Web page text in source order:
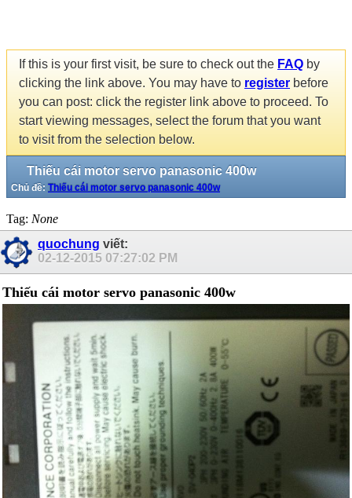
If this is your first visit, be sure to check out the FAQ by
clicking the link above. You may have to register before
you can post: click the register link above to proceed. To
start viewing messages, select the forum that you want
to visit from the selection below.
Thiếu cái motor servo panasonic 400w
Chủ đề: Thiếu cái motor servo panasonic 400w
Tag: None
quochung viết:
02-12-2015 07:27:02 PM
Thiếu cái motor servo panasonic 400w